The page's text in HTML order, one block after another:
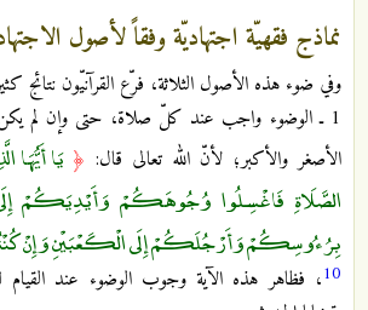
نماذج فقهيّة اجتهاديّة وفقاً لأصول
وفي ضوء هذه الأصول الثلاثة، فرّع القرآنيّون نتائج
1 ـ الوضوء واجب عند كلّ صلاة، حتى وإن لم
الأصغر والأكبر؛ لأنّ الله تعالى قال: ﴿يَا أَيُّهَا
الصَّلَاةِ فَاغْسِلُوا وُجُوهَكُمْ وَأَيْدِيَكُمْ إِلَى
بِرُءُوسِكُمْ وَأَرْجُلَكُمْ إِلَى الْكَعْبَيْنِ وَإِنْ كُنْتُمْ
10، فظاهر هذه الآية وجوب الوضوء عند